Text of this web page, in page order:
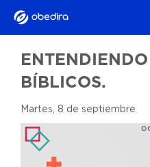
BÍBLICOS.
Martes, 8 de septiembre